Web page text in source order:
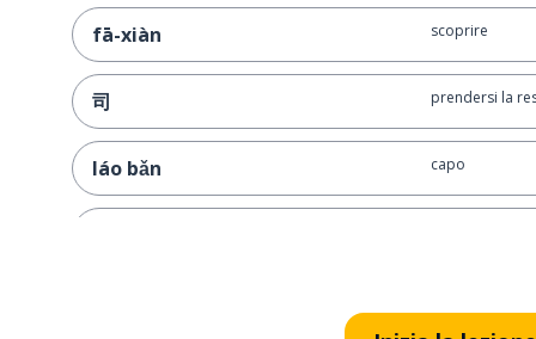
fā-xiàn scoprire
司 prendersi la
láo bǎn capo